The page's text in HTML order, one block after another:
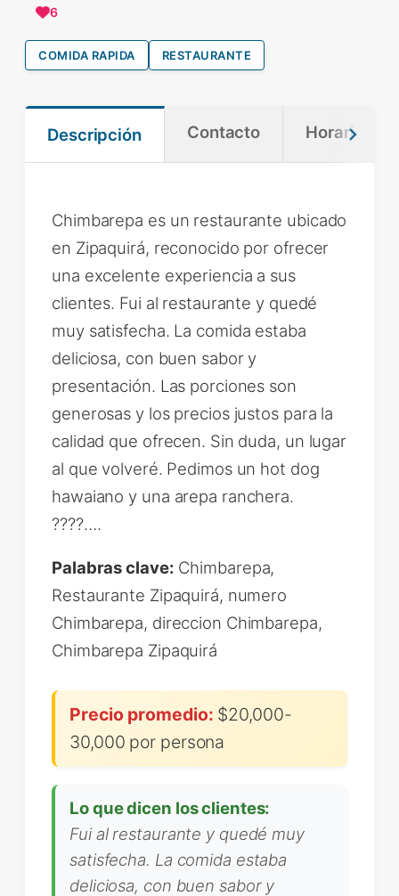
6
COMIDA RAPIDA RESTAURANTE
Descripción Contacto Horario
Chimbarepa es un restaurante ubicado
en Zipaquirá, reconocido por ofrecer
una excelente experiencia a sus
clientes. Fui al restaurante y quedé
muy satisfecha. La comida estaba
deliciosa, con buen sabor y
presentación. Las porciones son
generosas y los precios justos para la
calidad que ofrecen. Sin duda, un lugar
al que volveré. Pedimos un hot dog
hawaiano y una arepa ranchera.
????….
Palabras clave: Chimbarepa,
Restaurante Zipaquirá, numero
Chimbarepa, direccion Chimbarepa,
Chimbarepa Zipaquirá
Precio promedio: $20,000-
30,000 por persona
Lo que dicen los clientes:
Fui al restaurante y quedé muy
satisfecha. La comida estaba
deliciosa, con buen sabor y